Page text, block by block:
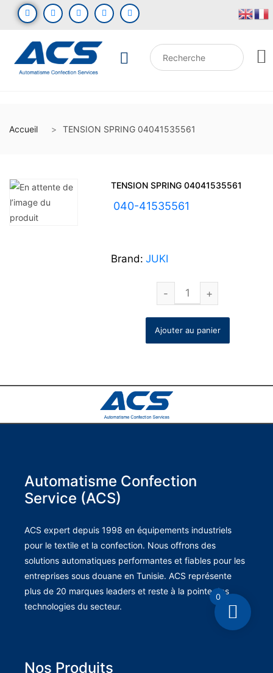
Accueil TENSION SPRING 04041535561
TENSION SPRING 04041535561
040-41535561
Brand: JUKI
Ajouter au panier
Automatisme Confection
Service (ACS)
ACS expert depuis 1998 en équipements industriels
pour le textile et la confection. Nous offrons des
solutions automatiques performantes et fiables pour les
entreprises sous douane en Tunisie. ACS représente
plus de 20 marques leaders et reste à la pointe des
technologies du secteur.
Nos Produits
0